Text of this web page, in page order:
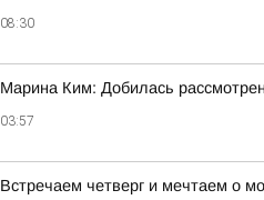
08:30
Марина Ким: Добилась
03:57
Встречаем четверг и мечтаем о